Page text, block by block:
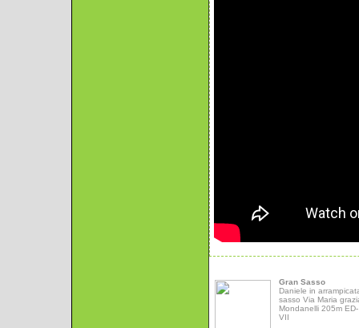
Gran Sasso
Daniele in
sasso Via Maria
Mondanelli 205m
VII